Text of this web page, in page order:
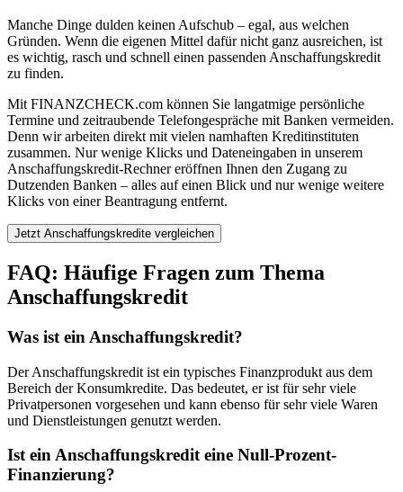
Manche Dinge dulden keinen Aufschub – egal, aus welchen
Gründen. Wenn die eigenen Mittel dafür nicht ganz ausreichen, ist
es wichtig, rasch und schnell einen passenden Anschaffungskredit
zu finden.
Mit FINANZCHECK.com können Sie langatmige persönliche
Termine und zeitraubende Telefongespräche mit Banken vermeiden.
Denn wir arbeiten direkt mit vielen namhaften Kreditinstituten
zusammen. Nur wenige Klicks und Dateneingaben in unserem
Anschaffungskredit-Rechner eröffnen Ihnen den Zugang zu
Dutzenden Banken – alles auf einen Blick und nur wenige weitere
Klicks von einer Beantragung entfernt.
Jetzt Anschaffungskredite vergleichen
FAQ: Häufige Fragen zum Thema
Anschaffungskredit
Was ist ein Anschaffungskredit?
Der Anschaffungskredit ist ein typisches Finanzprodukt aus dem
Bereich der Konsumkredite. Das bedeutet, er ist für sehr viele
Privatpersonen vorgesehen und kann ebenso für sehr viele Waren
und Dienstleistungen genutzt werden.
Ist ein Anschaffungskredit eine Null-Prozent-
Finanzierung?